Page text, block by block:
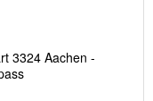
3324 Aachen -